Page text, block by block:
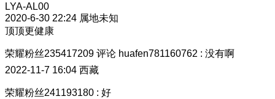
LYA-AL00
2020-6-30 22:24 属地未知
顶顶更健康
荣耀粉丝235417209 评论 huafen781160762 : 没有啊
2022-11-7 16:04 西藏
荣耀粉丝241193180 : 好